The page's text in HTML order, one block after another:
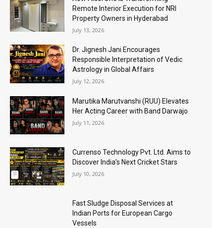
Remote Interior Execution for NRI
Property Owners in Hyderabad
July 13, 2026
Dr. Jignesh Jani Encourages
Responsible Interpretation of Vedic
Astrology in Global Affairs
July 12, 2026
Marutika Marutvanshi (RUU) Elevates
Her Acting Career with Band Darwajo
July 11, 2026
Currenso Technology Pvt. Ltd. Aims to
Discover India’s Next Cricket Stars
July 10, 2026
Fast Sludge Disposal Services at
Indian Ports for European Cargo
Vessels